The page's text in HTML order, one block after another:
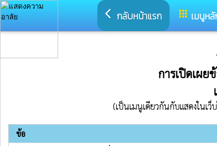
arrow_back_ios กลับหน้าแรก apps เมนูห
การเปิดเผ
(เป็นเมนูเดียวกันกับแสดงในเ
ข้อ